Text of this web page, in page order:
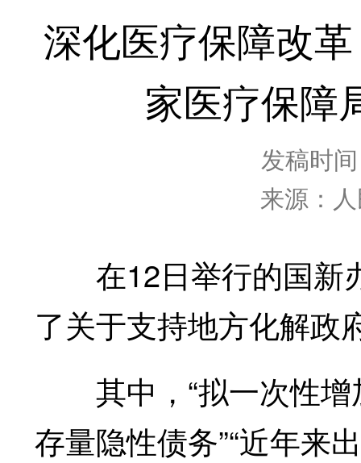
深化医疗保障改
家医疗保障
发稿时
来源：
在12日举行的国新
了关于支持地方化解政
其中，“拟一次性增
存量隐性债务”“近年来